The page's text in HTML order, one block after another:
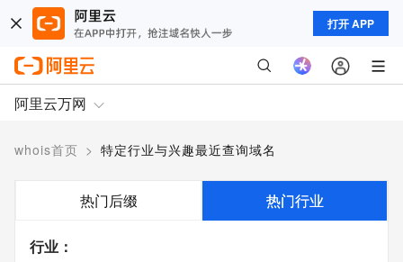
打开 APP
阿里云万网
whois首页 > 特定行业与兴趣最近查询域名
热门后缀 热门行业
行业 ：